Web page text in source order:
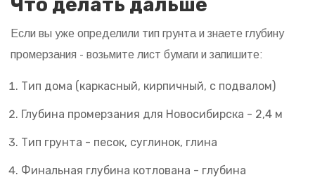
Что делать дальше
Если вы уже определили тип грунта и знаете глубину
промерзания - возьмите лист бумаги и запишите:
Тип дома (каркасный, кирпичный, с подвалом)
Глубина промерзания для Новосибирска - 2,4 м
Тип грунта - песок, суглинок, глина
Финальная глубина котлована - глубина